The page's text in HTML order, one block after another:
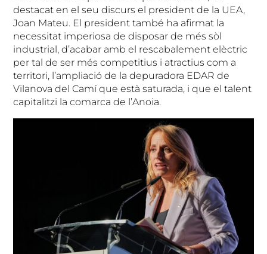
destacat en el seu discurs el president de la UEA,
Joan Mateu. El president també ha afirmat la
necessitat imperiosa de disposar de més sòl
industrial, d’acabar amb el rescabalement elèctric
per tal de ser més competitius i atractius com a
territori, l’ampliació de la depuradora EDAR de
Vilanova del Camí que està saturada, i que el talent
capitalitzi la comarca de l’Anoia.